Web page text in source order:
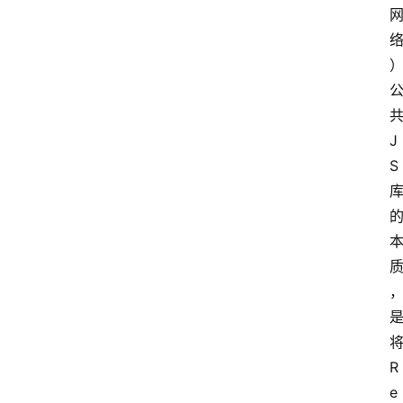
网
络
）
公
共
J
S
库
的
本
质
，
是
将
R
e